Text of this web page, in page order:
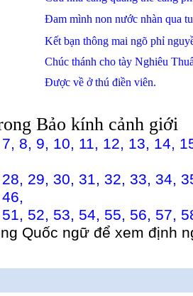
Đam mình non nước nhàn qua
Kết bạn thông mai ngõ phỉ
Chúc thánh cho tày Nghiêu
Được về ởthú điền viên.
Bảo kính cảnh giới
7, 8, 9, 10, 11, 12, 13, 14,
28, 29, 30, 31, 32, 33, 34,
46,
51, 52, 53, 54, 55, 56, 57,
Quốc ngữ để xem định